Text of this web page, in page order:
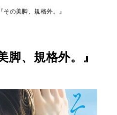
その美脚、規格外。』
脚、規格外。』